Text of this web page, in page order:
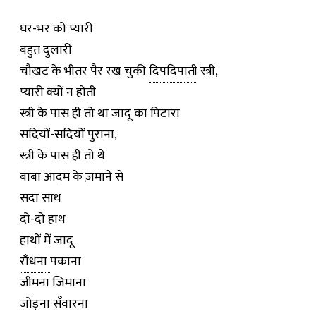
घर-भर को प्यारी
बहुत दुलारी
चौखट के भीतर पैर रख चुकीदिपदिपातीस्त्री,
प्यारी क्यों न होती
स्त्री के पास ही तो था जादू का पिटारा
सदियों-सदियों पुराना,
स्त्री के पास ही तो थे
बाबा आदम के ज़माने से
सदा साथ
दो-दो हाथ
हाथों में जादू
राँधनापकाना
जीमना जिमाना
जोड़ना सँवारना